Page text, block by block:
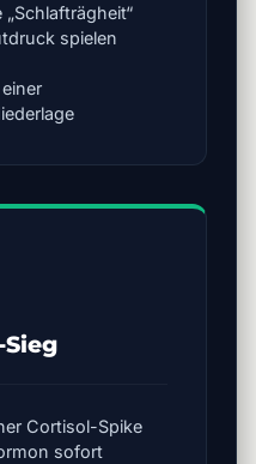
spielen
Sieg
Cortisol-Spike
sofort